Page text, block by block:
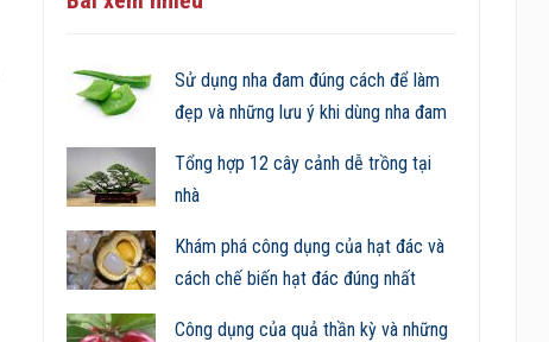
Sử dụng nha đam đúng cách để làm
đẹp và những lưu ý khi dùng nha đam
Tổng hợp 12 cây cảnh dễ trồng tại
nhà
Khám phá công dụng của hạt đác và
cách chế biến hạt đác đúng nhất
Công dụng của quả thần kỳ và những